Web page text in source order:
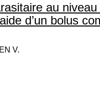
au niveau
d’un bolus
V.